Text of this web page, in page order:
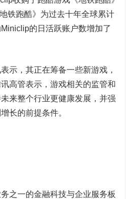
铁跑酷》为过去十年全球累计
的日活跃账户数增加了
，其正在筹备一些新游戏，
高管表示，游戏相关的监管和
来整个行业更健康发展，并强
长的前提条件。
一的金融科技与企业服务板